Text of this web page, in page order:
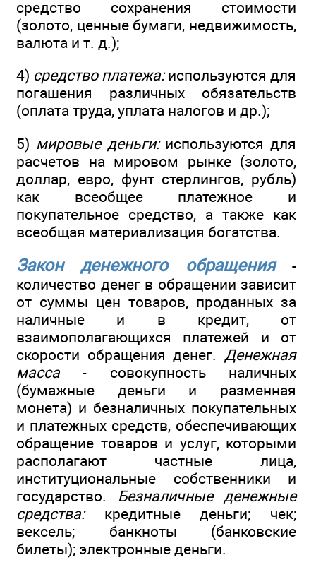
средство сохранения стоимости
(золото, ценные бумаги, недвижимость,
валюта и т. д.);
4) средство платежа:используются для
погашения различных обязательств
(оплата труда, уплата налогов и др.);
5) мировые деньги:используются для
расчетов на мировом рынке (золото,
доллар, евро, фунт стерлингов, рубль)
как всеобщее платежное и
покупательное средство, а также как
всеобщая материализация богатства.
Закон денежного обращения -
количество денег в обращении зависит
от суммы цен товаров, проданных за
наличные и в кредит, от
взаимополагающихся платежей и от
скорости обращения денег. Денежная
масса - совокупность наличных
(бумажные деньги и разменная
монета) и безналичных покупательных
и платежных средств, обеспечивающих
обращение товаров и услуг, которыми
располагают частные лица,
институциональные собственники и
государство. Безналичные денежные
средства:кредитные деньги; чек;
вексель; банкноты (банковские
билеты); электронные деньги.